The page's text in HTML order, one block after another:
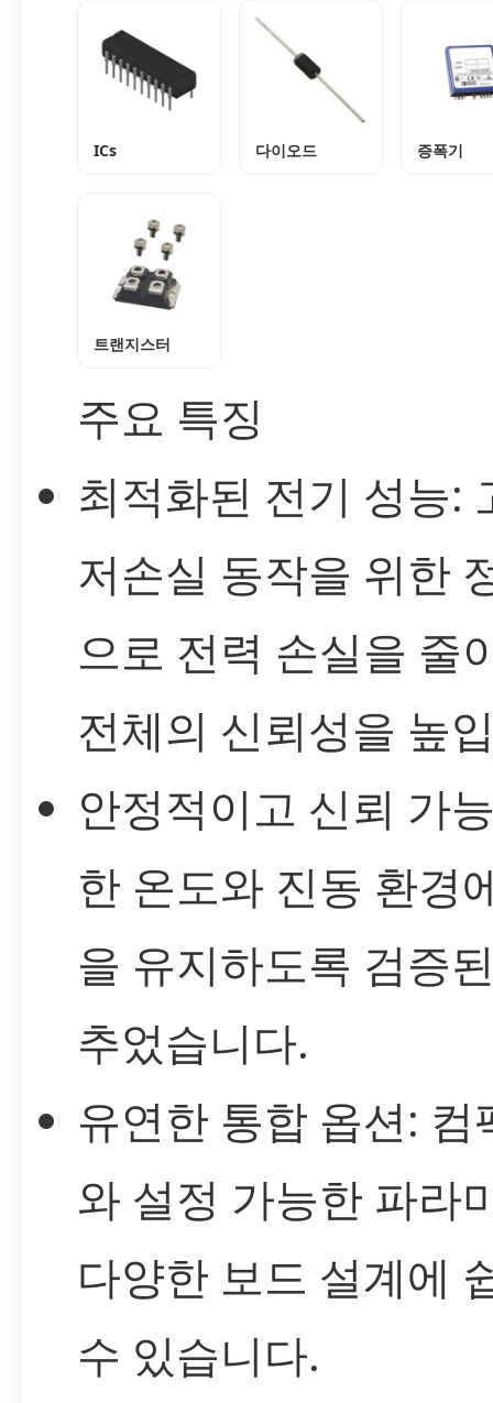
ICs 다이오드 증폭기
트랜지스터
주요 특징
최적화된 전기 성능:
저손실 동작을 위한
으로 전력 손실을 줄
전체의 신뢰성을 높
안정적이고 신뢰 가
한 온도와 진동 환경
을 유지하도록 검증
추었습니다.
유연한 통합 옵션: 컴
와 설정 가능한 파라
다양한 보드 설계에
수 있습니다.